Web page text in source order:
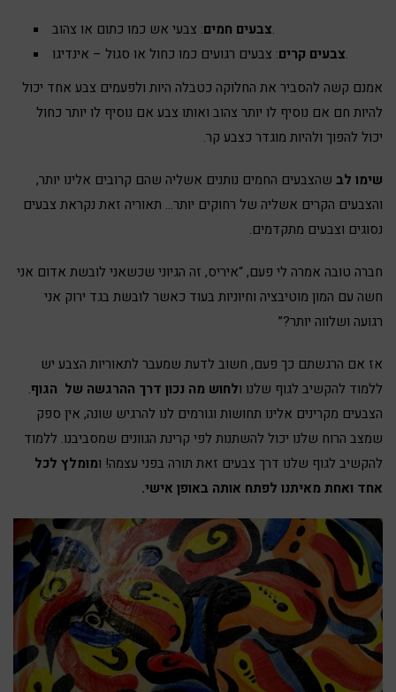
צבעים חמים: צבעי אש כמו כתום או צהוב.
צבעים קרים: צבעים רגועים כמו כחול או סגול – אינדיגו.
אמנם קשה להסביר את החלוקה כטבלה היות ולפעמים צבע אחד יכול
להיות חם אם נוסיף לו יותר צהוב ואותו צבע אם נוסיף לו יותר כחול
יכול להפוך ולהיות מוגדר כצבע קר.
שימו לב שהצבעים החמים נותנים אשליה שהם קרובים אלינו יותר,
והצבעים הקרים אשליה של רחוקים יותר… תאוריה זאת נקראת צבעים
נסוגים וצבעים מתקדמים.
חברה טובה אמרה לי פעם, “איריס, זה הגיוני שכשאני לובשת אדום אני
חשה עם המון מוטיבציה וחיוניות בעוד כאשר לובשת בגד ירוק אני
רגועה ושלווה יותר?”
אז אם הרגשתם כך פעם, חשוב לדעת שמעבר לתאוריות הצבע יש
ללמוד להקשיב לגוף שלנו ולחוש מה נכון דרך ההרגשה של הגוף.
הצבעים מקרינים אלינו תחושות וגורמים לנו להרגיש שונה, אין ספק
שמצב הרוח שלנו יכול להשתנות לפי קרינת הגוונים שמסביבנו. ללמוד
להקשיב לגוף שלנו דרך צבעים זאת תורה בפני עצמה! ומומלץ לכל
אחד ואחת מאיתנו לפתח אותה באופן אישי.